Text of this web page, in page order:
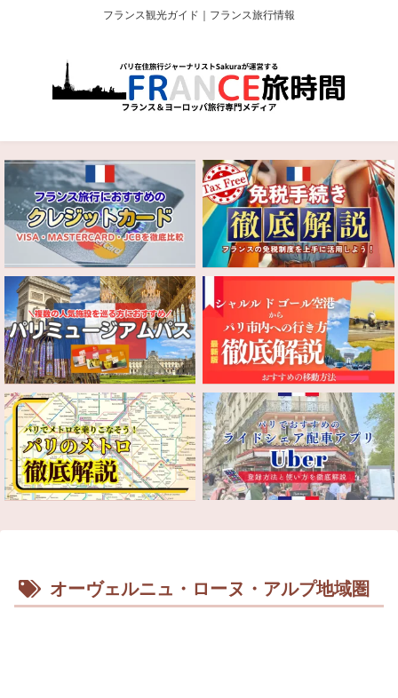
フランス観光ガイド｜フランス旅行情報
オーヴェルニュ・ローヌ・アルプ地域圏